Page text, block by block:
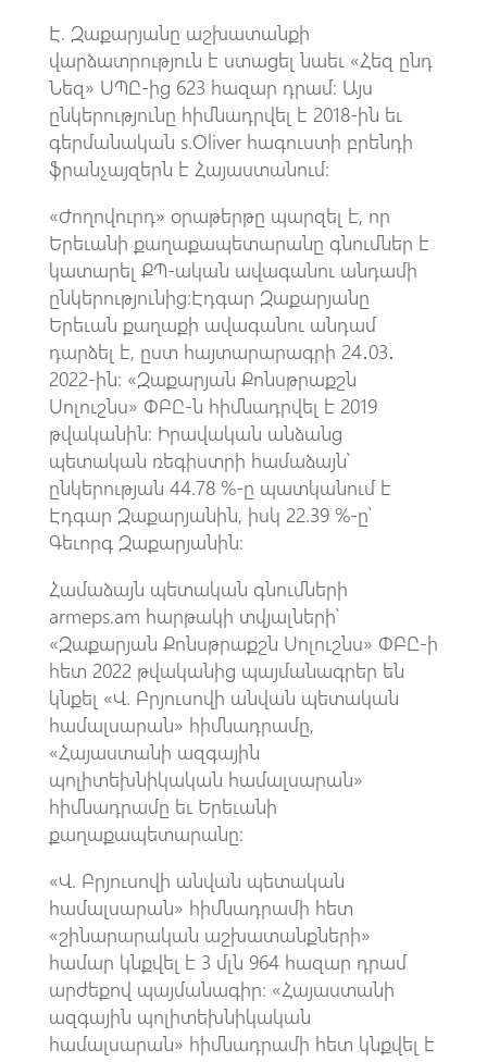
Է. Զաքարյանը աշխատանքի
վարձատրություն է ստացել նաեւ «Հեզ ընդ
Նեզ» ՍՊԸ-ից 623 հազար դրամ։ Այս
ընկերությունը հիմնադրվել է 2018-ին եւ
գերմանական s.Oliver հագուստի բրենդի
ֆրանչայզերն է Հայաստանում։
«Ժողովուրդ» օրաթերթը պարզել է, որ
Երեւանի քաղաքապետարանը գնումներ է
կատարել ՔՊ-ական ավագանու անդամի
ընկերությունից։Էդգար Զաքարյանը
Երեւան քաղաքի ավագանու անդամ
դարձել է, ըստ հայտարարագրի 24․03․
2022-ին: «Զաքարյան Քոնսթրաքշն
Սոլուշնս» ՓԲԸ-ն հիմնադրվել է 2019
թվականին։ Իրավական անձանց
պետական ռեգիստրի համաձայն՝
ընկերության 44.78 %-ը պատկանում է
Էդգար Զաքարյանին, իսկ 22.39 %-ը՝
Գեւորգ Զաքարյանին։
Համաձայն պետական գնումների
armeps.am հարթակի տվյալների՝
«Զաքարյան Քոնսթրաքշն Սոլուշնս» ՓԲԸ-ի
հետ 2022 թվականից պայմանագրեր են
կնքել «Վ. Բրյուսովի անվան պետական
համալսարան» հիմնադրամը,
«Հայաստանի ազգային
պոլիտեխնիկական համալսարան»
հիմնադրամը եւ Երեւանի
քաղաքապետարանը։
«Վ. Բրյուսովի անվան պետական
համալսարան» հիմնադրամի հետ
«շինարարական աշխատանքների»
համար կնքվել է 3 մլն 964 հազար դրամ
արժեքով պայմանագիր։ «Հայաստանի
ազգային պոլիտեխնիկական
համալսարան» հիմնադրամի հետ կնքվել է